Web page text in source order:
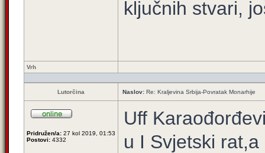
ključnih stvari,
Vrh
Lutorčina Naslov: Re: Kraljevina Srbija-Povratak Monarhije
Pridružen/a: 27 kol 2019, 01:53
Postovi: 4332
Uff
u I Svjetski